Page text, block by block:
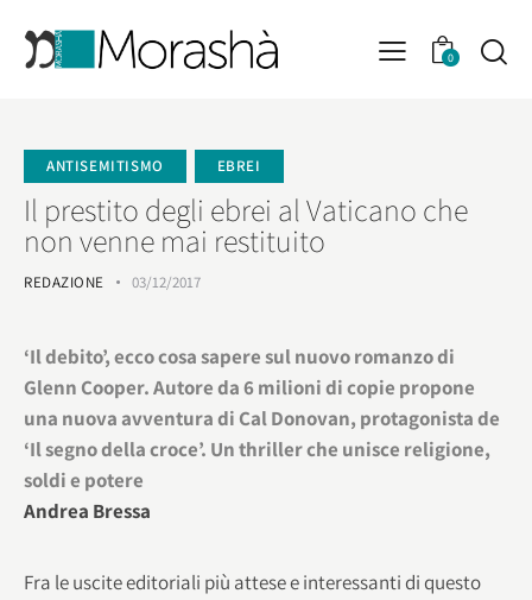
0
ANTISEMITISMO EBREI
Il prestito degli ebrei al Vaticano che
non venne mai restituito
REDAZIONE 03/12/2017
‘Il debito’, ecco cosa sapere sul nuovo romanzo di
Glenn Cooper. Autore da 6 milioni di copie propone
una nuova avventura di Cal Donovan, protagonista de
‘Il segno della croce’. Un thriller che unisce religione,
soldi e potere
Andrea Bressa
Fra le uscite editoriali più attese e interessanti di questo